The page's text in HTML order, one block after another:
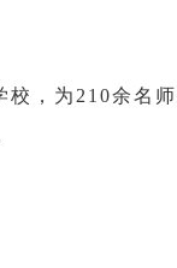
校，为210余名师